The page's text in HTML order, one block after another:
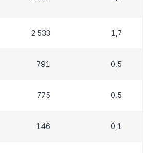
2 533 1,7
791 0,5
775 0,5
146 0,1